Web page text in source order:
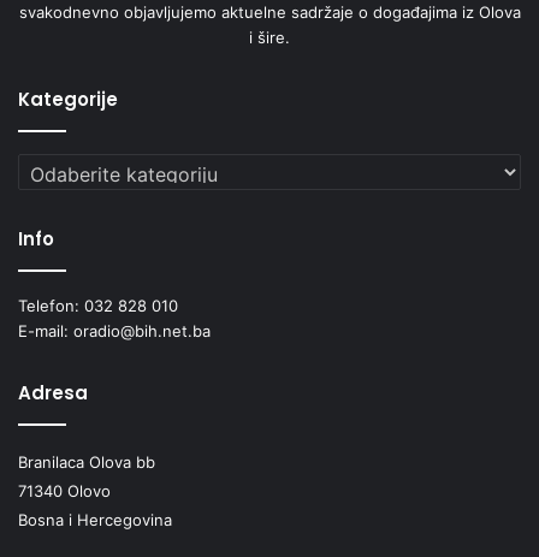
svakodnevno objavljujemo aktuelne sadržaje o događajima iz Olova
i šire.
Kategorije
Kategorije
Info
Telefon: 032 828 010
E-mail: oradio@bih.net.ba
Adresa
Branilaca Olova bb
71340 Olovo
Bosna i Hercegovina